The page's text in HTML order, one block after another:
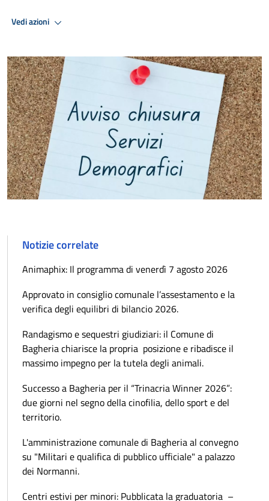
Vedi azioni
Notizie correlate
Animaphix: Il programma di venerdì 7 agosto 2026
Approvato in consiglio comunale l’assestamento e la
verifica degli equilibri di bilancio 2026.
Randagismo e sequestri giudiziari: il Comune di
Bagheria chiarisce la propria posizione e ribadisce il
massimo impegno per la tutela degli animali.
Successo a Bagheria per il “Trinacria Winner 2026”:
due giorni nel segno della cinofilia, dello sport e del
territorio.
L'amministrazione comunale di Bagheria al convegno
su "Militari e qualifica di pubblico ufficiale" a palazzo
dei Normanni.
Centri estivi per minori: Pubblicata la graduatoria –